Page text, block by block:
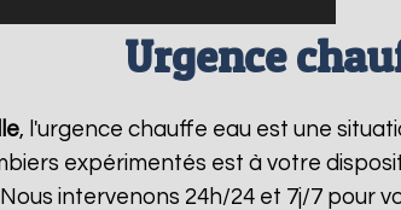
Urgence
, l'urgence chauffe eau est une
expérimentés est à votre
intervenons 24h/24 et 7j/7 pour